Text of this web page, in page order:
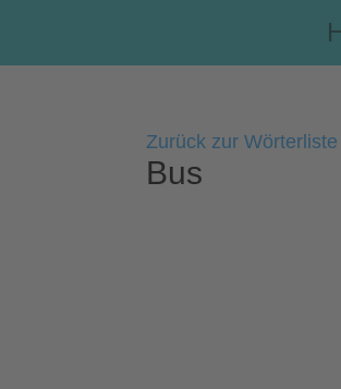
Zurück zur Wörterliste
Bus